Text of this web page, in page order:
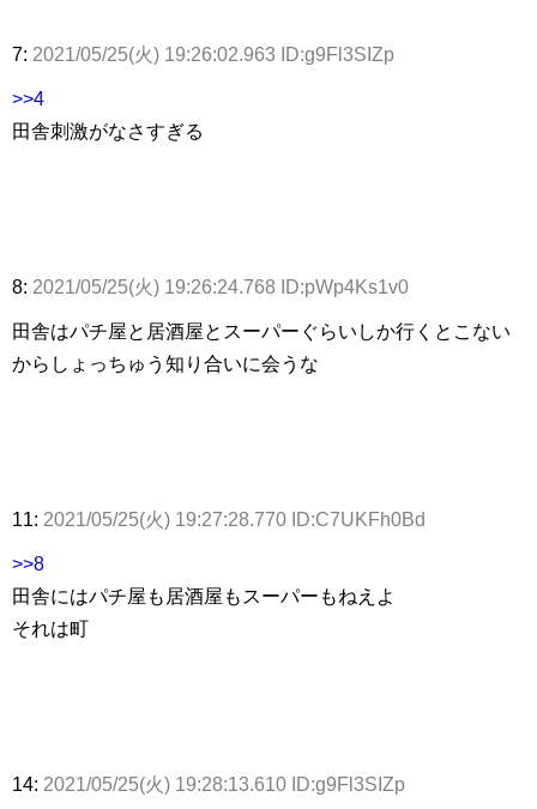
7: 2021/05/25(火) 19:26:02.963 ID:g9Fl3SIZp
>>4
田舎刺激がなさすぎる
8: 2021/05/25(火) 19:26:24.768 ID:pWp4Ks1v0
田舎はパチ屋と居酒屋とスーパーぐらいしか行くとこない
からしょっちゅう知り合いに会うな
11: 2021/05/25(火) 19:27:28.770 ID:C7UKFh0Bd
>>8
田舎にはパチ屋も居酒屋もスーパーもねえよ
それは町
14: 2021/05/25(火) 19:28:13.610 ID:g9Fl3SIZp